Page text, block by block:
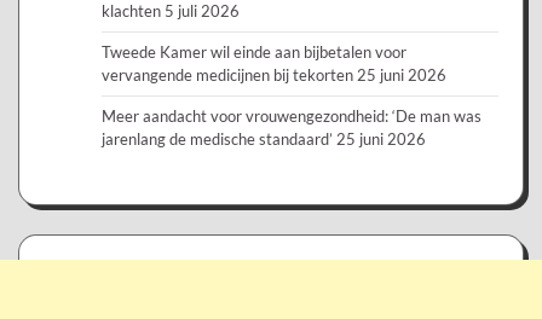
klachten 5 juli 2026
Tweede Kamer wil einde aan bijbetalen voor
vervangende medicijnen bij tekorten25 juni 2026
Meer aandacht voor vrouwengezondheid: ‘De man was
jarenlang de medische standaard’ 25 juni 2026